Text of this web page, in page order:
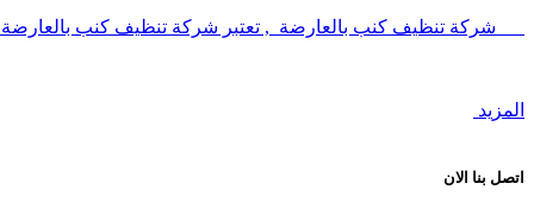
شركة تنظيف كنب بالعارضة , تعتبر شركة تنظيف كنب
المزيد
اتصل بنا الان